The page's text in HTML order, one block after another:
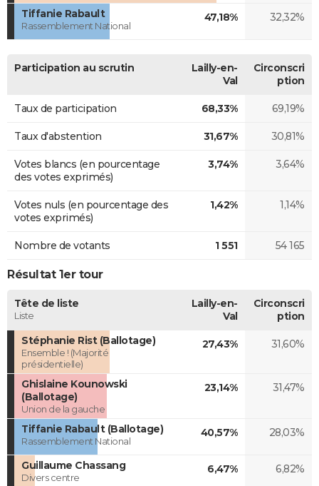
Tiffanie Rabault
Rassemblement National
47,18% 32,32%
Participation au scrutin
Lailly-en-
Val
Circonscri
ption
Taux de participation 68,33% 69,19%
Taux d'abstention 31,67% 30,81%
Votes blancs (en pourcentage
des votes exprimés)
3,74% 3,64%
Votes nuls (en pourcentage des
votes exprimés)
1,42% 1,14%
Nombre de votants 1 551 54 165
Résultat 1er tour
Tête de liste
Liste
Lailly-en-
Val
Circonscri
ption
Stéphanie Rist (Ballotage)
Ensemble ! (Majorité
présidentielle)
27,43% 31,60%
Ghislaine Kounowski
(Ballotage)
Union de la gauche
23,14% 31,47%
Tiffanie Rabault (Ballotage)
Rassemblement National
40,57% 28,03%
Guillaume Chassang
Divers centre
6,47% 6,82%